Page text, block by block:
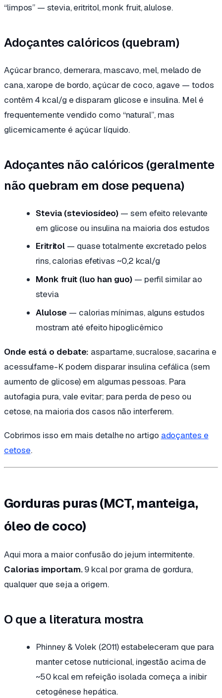
“limpos” — stevia, eritritol, monk fruit, alulose.
Adoçantes calóricos (quebram)
Açúcar branco, demerara, mascavo, mel, melado de
cana, xarope de bordo, açúcar de coco, agave — todos
contêm 4 kcal/g e disparam glicose e insulina. Mel é
frequentemente vendido como “natural”, mas
glicemicamente é açúcar líquido.
Adoçantes não calóricos (geralmente
não quebram em dose pequena)
Stevia (steviosídeo) — sem efeito relevante
em glicose ou insulina na maioria dos estudos
Eritritol — quase totalmente excretado pelos
rins, calorias efetivas ~0,2 kcal/g
Monk fruit (luo han guo)— perfil similar ao
stevia
Alulose — calorias mínimas, alguns estudos
mostram até efeito hipoglicêmico
Onde está o debate: aspartame, sucralose, sacarina e
acessulfame-K podem disparar insulina cefálica (sem
aumento de glicose) em algumas pessoas. Para
autofagia pura, vale evitar; para perda de peso ou
cetose, na maioria dos casos não interferem.
Cobrimos isso em mais detalhe no artigo adoçantes e
cetose.
Gorduras puras (MCT, manteiga,
óleo de coco)
Aqui mora a maior confusão do jejum intermitente.
Calorias importam.9 kcal por grama de gordura,
qualquer que seja a origem.
O que a literatura mostra
Phinney & Volek (2011) estabeleceram que para
manter cetose nutricional, ingestão acima de
~50 kcal em refeição isolada começa a inibir
cetogênese hepática.